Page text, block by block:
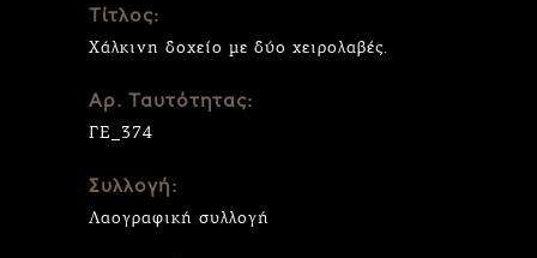
Τίτλος:
Χάλκινη δοχείο με δύο χειρολαβές.
Αρ. Ταυτότητας:
ΓΕ_374
Συλλογή:
Λαογραφική συλλογή